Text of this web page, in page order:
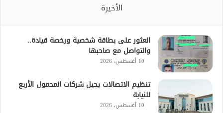
الأخيرة
العثور على بطاقة شخصية ورخصة قيادة..
والتواصل مع صاحبها
10 أغسطس، 2026
تنظيم الاتصالات يحيل شركات المحمول الأربع
للنيابة
10 أغسطس، 2026